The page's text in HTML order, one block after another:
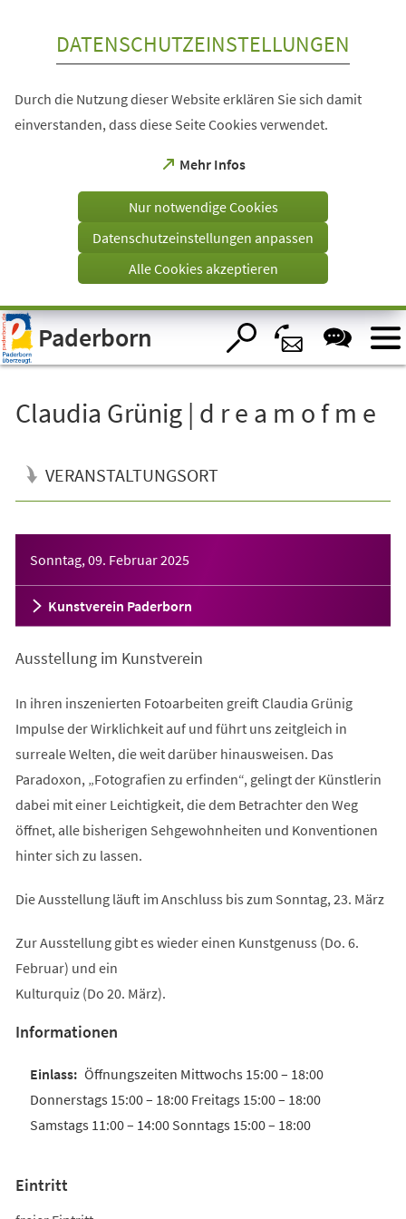
Visuelle
Assistenzsoftware
öffnen.
DATENSCHUTZEINSTELLUNGEN
Durch die Nutzung dieser Website erklären Sie sich damit
einverstanden, dass diese Seite Cookies verwendet.
Mehr Infos
(Öffnet
einem
Tab)
Nur notwendige Cookies
Datenschutzeinstellungen anpassen
Alle Cookies akzeptieren
Paderborn
Claudia Grünig | d r e a m o f m e
VERANSTALTUNGSORT
Sonntag, 09. Februar 2025
Kunstverein Paderborn
Ausstellung im Kunstverein
In ihren inszenierten Fotoarbeiten greift Claudia Grünig
Impulse der Wirklichkeit auf und führt uns zeitgleich in
surreale Welten, die weit darüber hinausweisen. Das
Paradoxon, „Fotografien zu erfinden“, gelingt der Künstlerin
dabei mit einer Leichtigkeit, die dem Betrachter den Weg
öffnet, alle bisherigen Sehgewohnheiten und Konventionen
hinter sich zu lassen.
Die Ausstellung läuft im Anschluss bis zum Sonntag, 23. März
Zur Ausstellung gibt es wieder einen Kunstgenuss (Do. 6.
Februar) und ein
Kulturquiz (Do 20. März).
Informationen
Öffnungszeiten Mittwochs 15:00 – 18:00
Donnerstags 15:00 – 18:00 Freitags 15:00 – 18:00
Samstags 11:00 – 14:00 Sonntags 15:00 – 18:00
Eintritt